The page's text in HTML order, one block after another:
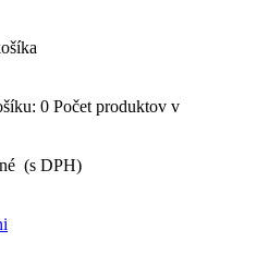
0 Počet produktov v
(s DPH)